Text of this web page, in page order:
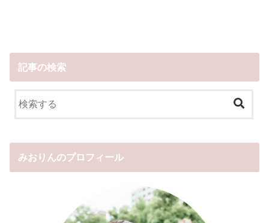
記事の検索
みおりんのプロフィール